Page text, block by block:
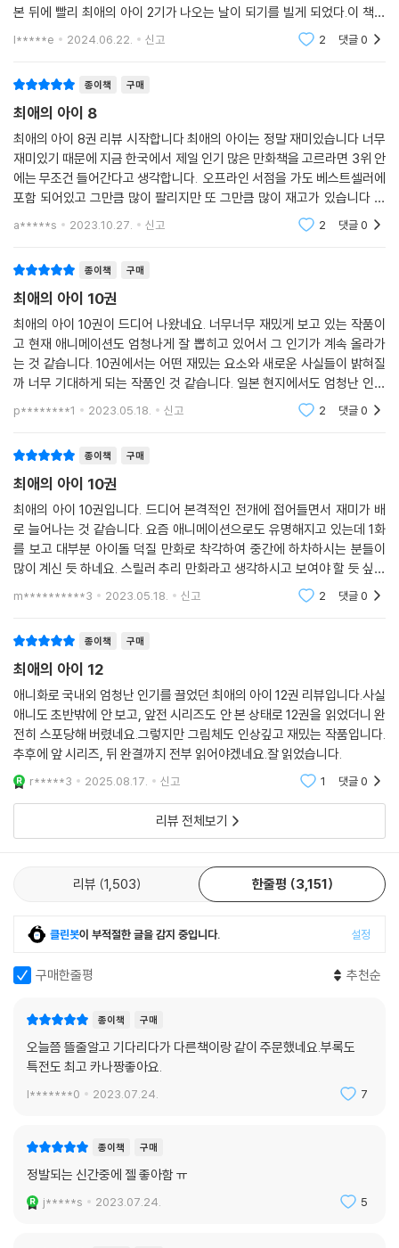
본 뒤에 빨리 최애의 아이 2기가 나오는 날이 되기를 빌게 되었다.이 책은
최애의 아이 애니를 좋아했던 사람들에게 추천한다.
l*****e 2024.06.22. 신고 2 댓글0
종이책 구매
최애의 아이 8
최애의 아이 8권 리뷰 시작합니다 최애의 아이는 정말 재미있습니다 너무
재미있기 때문에 지금 한국에서 제일 인기 많은 만화책을 고르라면 3위 안
에는 무조건 들어간다고 생각합니다. 오프라인 서점을 가도 베스트셀러에
포함 되어있고 그만큼 많이 팔리지만 또 그만큼 많이 재고가 있습니다 정
말 인기가 엄청 나죠 ㅎㅎ 왜 인기가 많을까 생각을 해봤는데 정말 캐릭터
a*****s 2023.10.27. 신고 2 댓글0
종이책 구매
최애의 아이 10권
최애의 아이 10권이 드디어 나왔네요. 너무너무 재밌게 보고 있는 작품이
고 현재 애니메이션도 엄청나게 잘 뽑히고 있어서 그 인기가 계속 올라가
는 것 같습니다. 10권에서는 어떤 재밌는 요소와 새로운 사실들이 밝혀질
까 너무 기대하게 되는 작품인 것 같습니다. 일본 현지에서도 엄청난 인기
를 끌고 있는데 인기가 더 올라갔으면 좋겠습니다!!! 이번에 애니메이션
오프닝 '아이돌' 앨
p********1 2023.05.18. 신고 2 댓글0
종이책 구매
최애의 아이 10권
최애의 아이 10권입니다. 드디어 본격적인 전개에 접어들면서 재미가 배
로 늘어나는 것 같습니다. 요즘 애니메이션으로도 유명해지고 있는데 1화
를 보고 대부분 아이돌 덕질 만화로 착각하여 중간에 하차하시는 분들이
많이 계신 듯 하네요. 스릴러 추리 만화라고 생각하시고 보여야 할 듯 싶습
니다. 저는 취향에 딱 맞아서 계속 보고 있는데 인기가 식지 않고 쭉 이어졌
m**********3 2023.05.18. 신고 2 댓글0
종이책 구매
최애의 아이 12
애니화로 국내외 엄청난 인기를 끌었던 최애의 아이 12권 리뷰입니다.사실
애니도 초반밖에 안 보고, 앞전 시리즈도 안 본 상태로 12권을 읽었더니 완
전히 스포당해 버렸네요.그렇지만 그림체도 인상깊고 재밌는 작품입니다.
추후에 앞 시리즈, 뒤 완결까지 전부 읽어야겠네요.잘 읽었습니다.
r*****3 2025.08.17. 신고 1 댓글0
리뷰 전체보기
리뷰 1,503 한줄평 3,151
클린봇이 부적절한 글을 감지 중입니다. 설정
구매한줄평 추천순
종이책 구매
오늘쯤 뜰줄알고 기다리다가 다른책이랑 같이 주문했네요.부록도
특전도 최고 카나짱좋아요.
l*******0 2023.07.24. 7
종이책 구매
정발되는 신간중에 젤 좋아함 ㅠ
j*****s 2023.07.24. 5